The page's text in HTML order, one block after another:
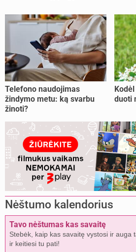
Telefono naudojimas
žindymo metu: ką svarbu
žinoti?
duoti
Nėštumo kalendorius
Tavo nėštumas kas savaitę
Stebėk, kaip kas savaitę vystosi ir auga
ir keitiesi tu pati!